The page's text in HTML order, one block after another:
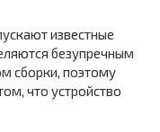
известные
безупречным
сборки, поэтому
что устройство